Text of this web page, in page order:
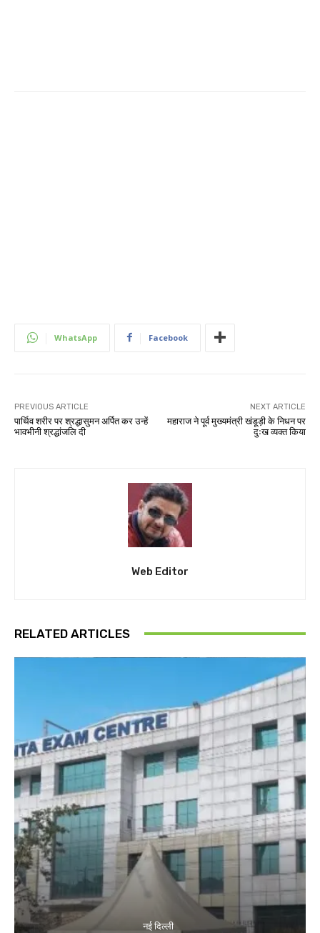
WhatsApp Facebook
PREVIOUS ARTICLE
पार्थिव शरीर पर श्रद्धासुमन अर्पित कर उन्हें
भावभीनी श्रद्धांजलि दी
NEXT ARTICLE
महाराज ने पूर्व मुख्यमंत्री खंडूड़ी के निधन पर
दुःख व्यक्त किया
Web Editor
RELATED ARTICLES
नई दिल्ली